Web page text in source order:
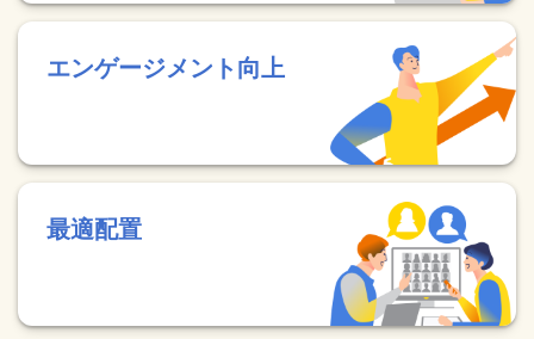
エンゲージメント向上
最適配置